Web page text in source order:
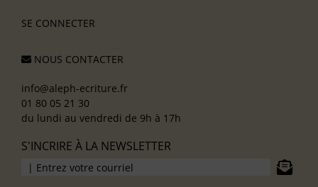
SE CONNECTER
NOUS CONTACTER
info@aleph-ecriture.fr
01 80 05 21 30
du lundi au vendredi de 9h à 17h
S'INCRIRE À LA NEWSLETTER